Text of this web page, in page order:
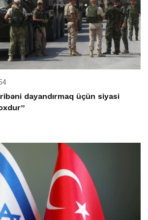
dayandırmaq üçün siyasi